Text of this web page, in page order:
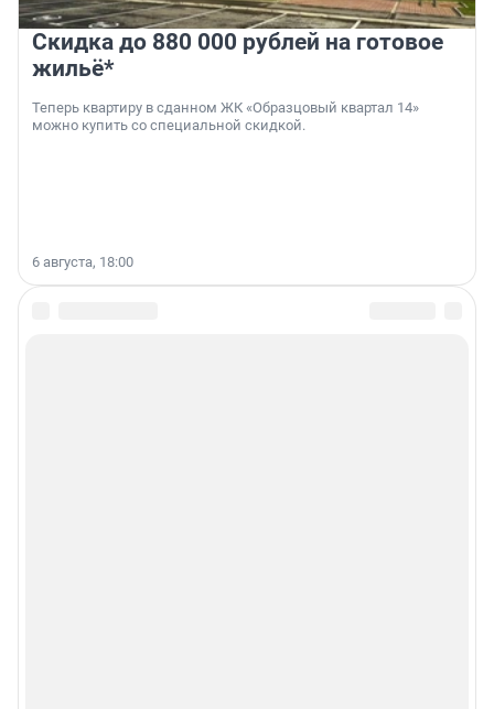
Скидка до 880 000 рублей на готовое
жильё*
Теперь квартиру в сданном ЖК «Образцовый квартал 14»
можно купить со специальной скидкой.
6 августа, 18:00